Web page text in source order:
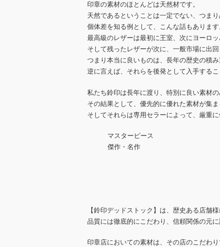
印章の素材のほとんどは天然材です。
天然であるということは一定でない、つま
個体差を知る例として、こんな話もあります
最高級のレザーは最初に王室、次にヨーロ
そして残ったレザーが次に、一般市場に出回
つまり本当に良いものは、長年の歴史の積
逆に言えば、それらを後発として入手するこ
私たち鈴印は長年に渡り、特別に良い素材の
その結果として、優先的に優れた素材が集ま
そしてそれらは専用セラーによって、厳重に
マスターピース
傑作・名作
【鈴印デッドストック】は、歴史ある店舗
品質には徹底的にこだわり、信頼関係の元
印章店においての素材は、その店のこだわ